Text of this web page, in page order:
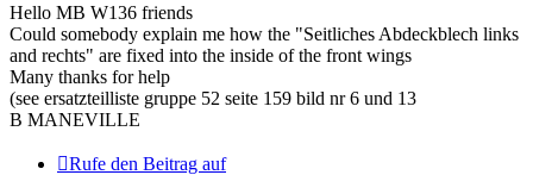
Hello MB W136 friends
Could somebody explain me how the "Seitliches Abdeckblech links
and rechts" are fixed into the inside of the front wings
Many thanks for help
(see ersatzteilliste gruppe 52 seite 159 bild nr 6 und 13
B MANEVILLE
Rufe den Beitrag auf